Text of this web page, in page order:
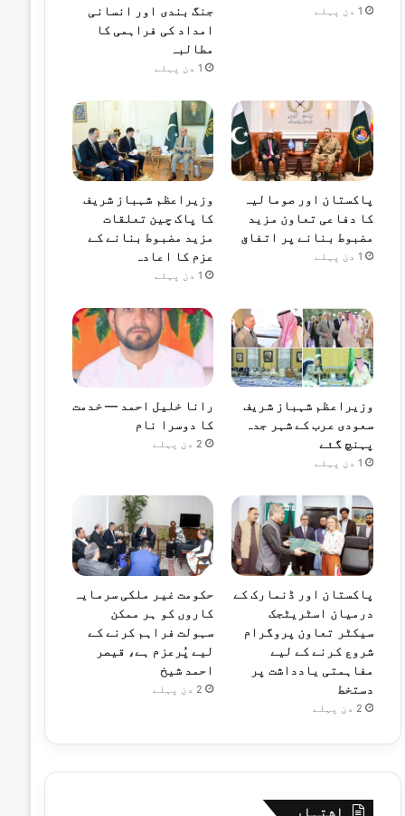
1 دن پہلے
جنگ بندی اور انسانی
امداد کی فراہمی کا
مطالبہ
1 دن پہلے
پاکستان اور صومالیہ
کا دفاعی تعاون مزید
مضبوط بنانے پر اتفاق
1 دن پہلے
وزیراعظم شہباز شریف
کا پاک چین تعلقات
مزید مضبوط بنانے کے
عزم کا اعادہ
1 دن پہلے
وزیراعظم شہباز شریف
سعودی عرب کے شہر جدہ
پہنچ گئے
1 دن پہلے
رانا خلیل احمد — خدمت
کا دوسرا نام
2 دن پہلے
پاکستان اور ڈنمارک کے
درمیان اسٹریٹجک
سیکٹر تعاون پروگرام
شروع کرنے کے لیے
مفاہمتی یادداشت پر
دستخط
2 دن پہلے
حکومت غیر ملکی سرمایہ
کاروں کو ہر ممکن
سہولت فراہم کرنے کے
لیے پُرعزم ہے، قیصر
احمد شیخ
2 دن پہلے
اشتہار